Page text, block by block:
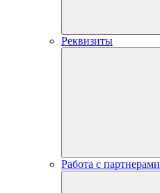
Реквизиты
Работа с партнерами